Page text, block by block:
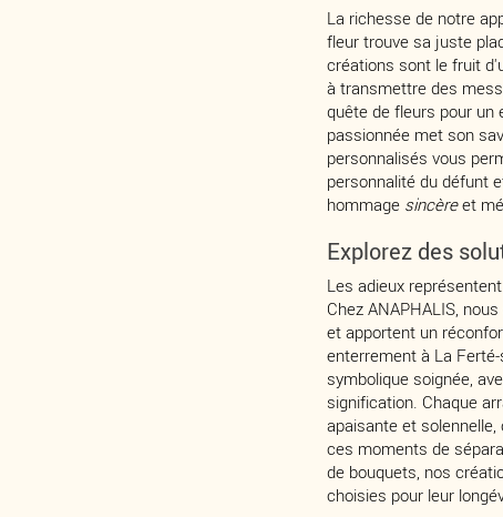
La richesse de notre
fleur trouve sa juste
créations sont le fruit
à transmettre des
quête de fleurs pour un
passionnée met son
personnalisés vous
personnalité du défunt
hommage sincèreet
Explorez des
Les adieux
Chez ANAPHALIS,
et apportent un
enterrement à La
symbolique soignée,
signification. Chaque
apaisante et
ces moments de
de bouquets, nos
choisies pour leur